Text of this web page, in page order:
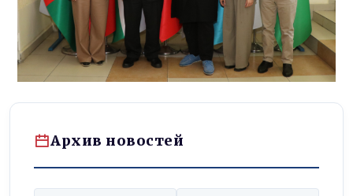
Архив новостей